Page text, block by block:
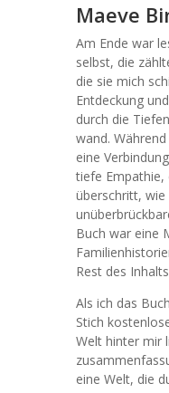
Maeve
Am Ende war
selbst, die
die sie mich
Entdeckung
durch die
wand.
eine
tiefe Empathie,
überschritt, wie
Buch war eine
Rest des
Als ich das
Stich
Welt hinter mir
eine Welt, die